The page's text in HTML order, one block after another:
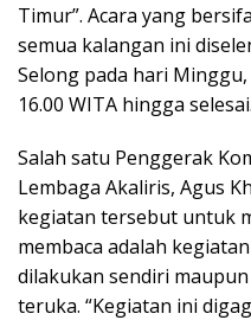
Timur”. Acara yang
semua kalangan ini
Selong pada hari
16.00 WITA hingga selesai.
Salah satu Penggerak
Lembaga Akaliris, Agus
kegiatan tersebut untuk
membaca adalah
dilakukan sendiri
teruka. “Kegiatan ini